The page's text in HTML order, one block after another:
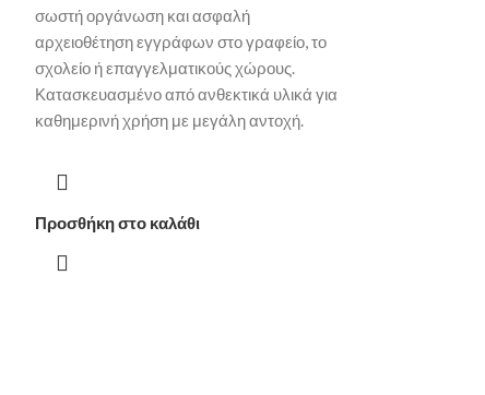
σωστή οργάνωση και ασφαλή
αρχειοθέτηση εγγράφων στο γραφείο, το
σχολείο ή επαγγελματικούς χώρους.
Κατασκευασμένο από ανθεκτικά υλικά για
καθημερινή χρήση με μεγάλη αντοχή.
Προσθήκη στο καλάθι